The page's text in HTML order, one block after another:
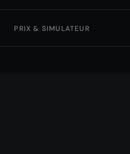
PRIX & SIMULATEUR